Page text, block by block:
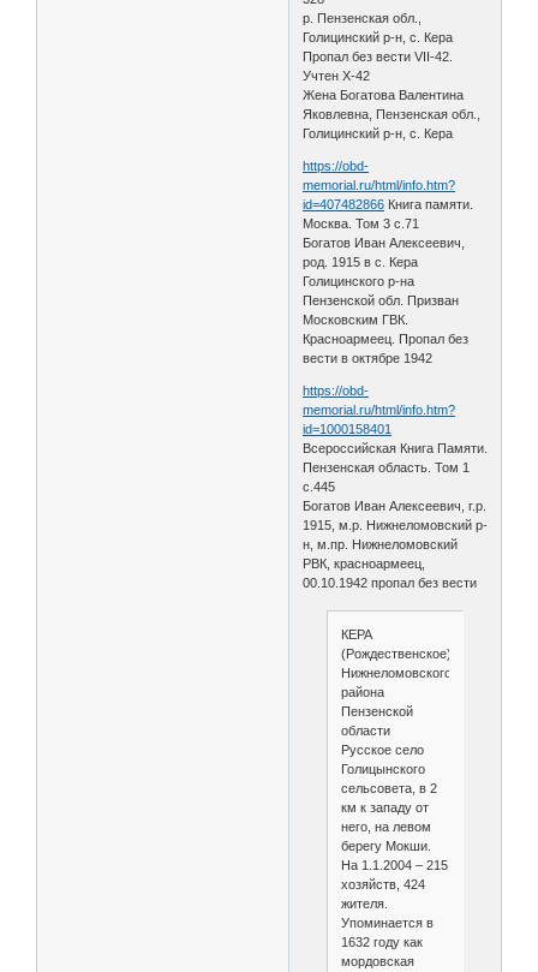
р. Пензенская обл.,
Голицинский р-н, с. Кера
Пропал без вести VII-42.
Учтен X-42
Жена Богатова Валентина
Яковлевна, Пензенская обл.,
Голицинский р-н, с. Кера
https://obd-
memorial.ru/html/info.htm?
id=407482866 Книга памяти.
Москва. Том 3 с.71
Богатов Иван Алексеевич,
род. 1915 в с. Кера
Голицинского р-на
Пензенской обл. Призван
Московским ГВК.
Красноармеец. Пропал без
вести в октябре 1942
https://obd-
memorial.ru/html/info.htm?
id=1000158401
Всероссийская Книга Памяти.
Пензенская область. Том 1
с.445
Богатов Иван Алексеевич, г.р.
1915, м.р. Нижнеломовский р-
н, м.пр. Нижнеломовский
РВК, красноармеец,
00.10.1942 пропал без вести
КЕРА
(Рождественское)
Нижнеломовского
района
Пензенской
области
Русское село
Голицынского
сельсовета, в 2
км к западу от
него, на левом
берегу Мокши.
На 1.1.2004 – 215
хозяйств, 424
жителя.
Упоминается в
1632 году как
мордовская